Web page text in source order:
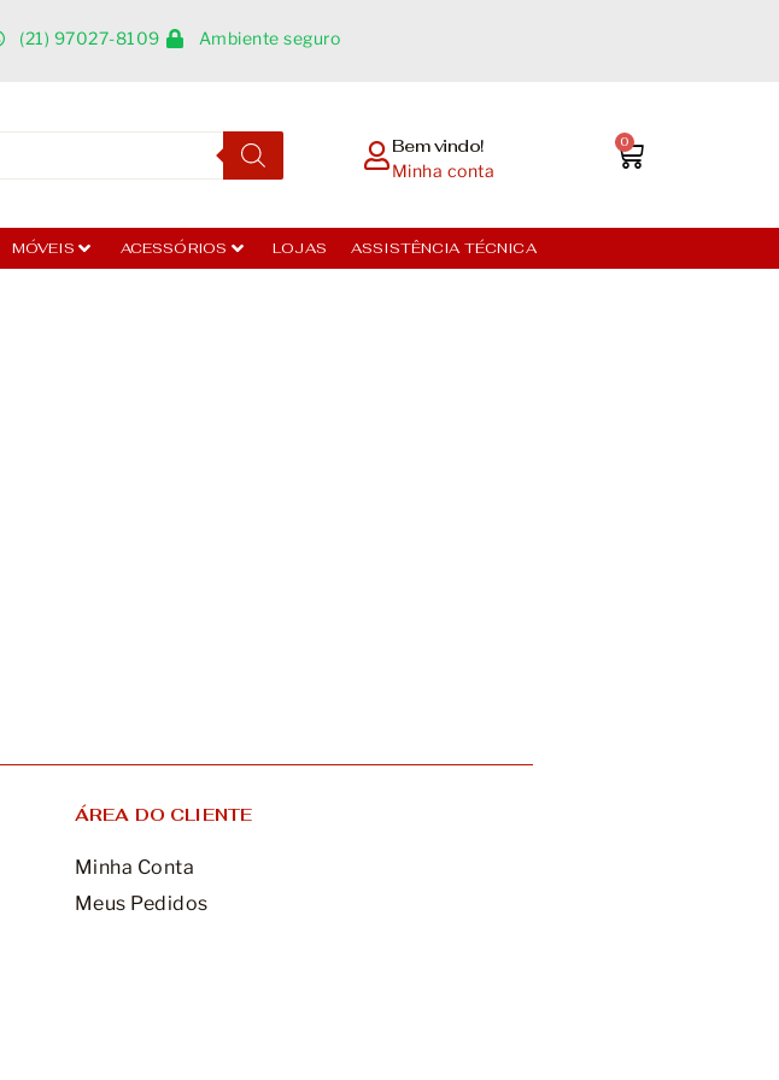
(21) 97027-8109 Ambiente seguro​
Bem vindo!
Minha conta
0
MÓVEIS ACESSÓRIOS LOJAS ASSISTÊNCIA TÉCNICA
ÁREA DO CLIENTE
Minha Conta
Meus Pedidos